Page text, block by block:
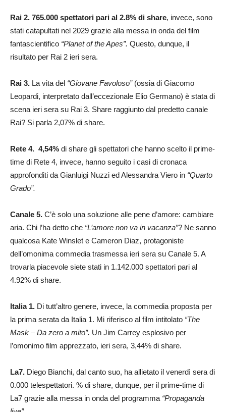
Rai 2. 765.000 spettatori pari al 2.8% di share, invece, sono
stati catapultati nel 2029 grazie alla messa in onda del film
fantascientifico “Planet of the Apes”. Questo, dunque, il
risultato per Rai 2 ieri sera.
Rai 3. La vita del “Giovane Favoloso”(ossia di Giacomo
Leopardi, interpretato dall’eccezionale Elio Germano) è stata di
scena ieri sera su Rai 3. Share raggiunto dal predetto canale
Rai? Si parla 2,07% di share.
Rete 4. 4,54% di share gli spettatori che hanno scelto il prime-
time di Rete 4, invece, hanno seguito i casi di cronaca
approfonditi da Gianluigi Nuzzi ed Alessandra Viero in “Quarto
Grado”.
Canale 5. C’è solo una soluzione alle pene d’amore: cambiare
aria. Chi l’ha detto che “L’amore non va in vacanza”? Ne sanno
qualcosa Kate Winslet e Cameron Diaz, protagoniste
dell’omonima commedia trasmessa ieri sera su Canale 5. A
trovarla piacevole siete stati in 1.142.000 spettatori pari al
4.92% di share.
Italia 1. Di tutt’altro genere, invece, la commedia proposta per
la prima serata da Italia 1. Mi riferisco al film intitolato “The
Mask – Da zero a mito”. Un Jim Carrey esplosivo per
l’omonimo film apprezzato, ieri sera, 3,44% di share.
La7. Diego Bianchi, dal canto suo, ha allietato il venerdì sera di
0.000 telespettatori. % di share, dunque, per il prime-time di
La7 grazie alla messa in onda del programma “Propaganda